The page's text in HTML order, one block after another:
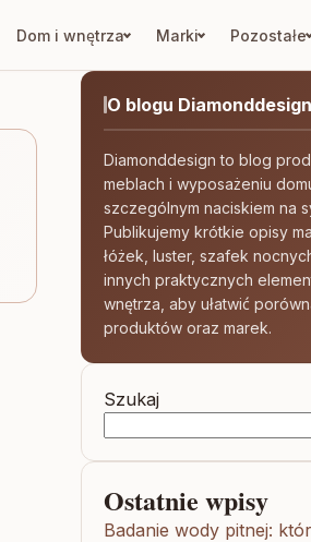
Dom i wnętrza Marki Pozostałe
O blogu Diamonddesign
Diamonddesign to blog
meblach i wyposażeniu
szczególnym naciskiem na
Publikujemy krótkie opisy
łóżek, luster, szafek
innych praktycznych
wnętrza, aby ułatwić
produktów oraz marek.
Szukaj
Ostatnie wpisy
Badanie wody pitnej: